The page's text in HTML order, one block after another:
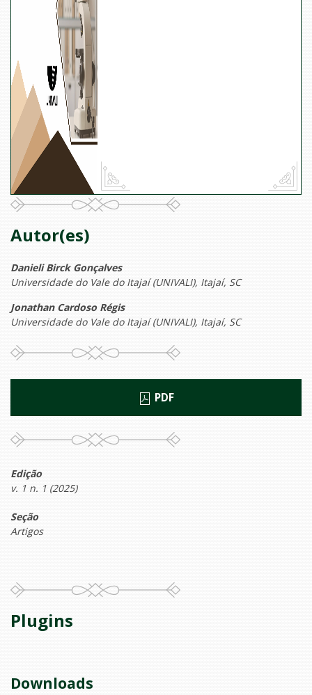
Autor(es)
Danieli Birck Gonçalves
Universidade do Vale do Itajaí (UNIVALI), Itajaí, SC
Jonathan Cardoso Régis
Universidade do Vale do Itajaí (UNIVALI), Itajaí, SC
PDF
Edição
v. 1 n. 1 (2025)
Seção
Artigos
Plugins
Downloads